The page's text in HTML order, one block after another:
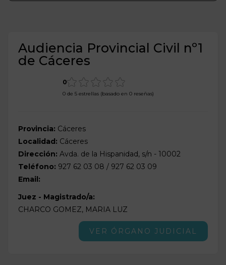
Audiencia Provincial Civil nº1
de Cáceres
0
0 de 5 estrellas (basado en 0 reseñas)
Provincia: Cáceres
Localidad: Cáceres
Dirección: Avda. de la Hispanidad, s/n - 10002
Teléfono: 927 62 03 08 / 927 62 03 09
Email:
Juez - Magistrado/a:
CHARCO GOMEZ, MARIA LUZ
VER ÓRGANO JUDICIAL